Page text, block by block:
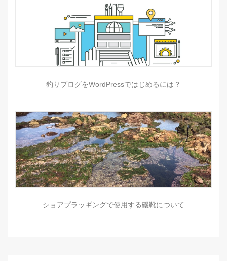
釣りブログをWordPressではじめるには？
ショアプラッギングで使用する磯靴について